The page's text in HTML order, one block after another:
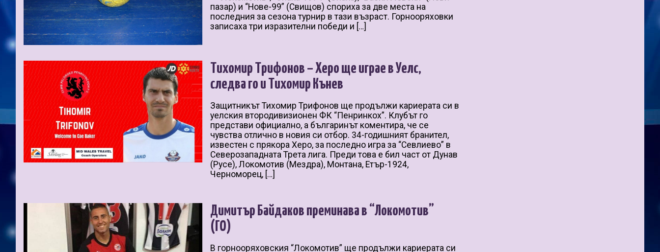
пазар) и “Нове-99” (Свищов) спориха за две места на
последния за сезона турнир в тази възраст. Горнооряховки
записаха три изразителни победи и […]
Тихомир Трифонов – Херо ще играе в Уелс,
следва го и Тихомир Кънев
Защитникът Тихомир Трифонов ще продължи кариерата си в
уелския втородивизионен ФК “Пенринкох”. Клубът го
представи официално, а българинът коментира, че се
чувства отлично в новия си отбор. 34-годишният бранител,
известен с прякора Херо, за последно игра за “Севлиево” в
Северозападната Трета лига. Преди това е бил част от Дунав
(Русе), Локомотив (Мездра), Монтана, Етър-1924,
Черноморец, […]
Димитър Байдаков преминава в “Локомотив”
(ГО)
В горнооряховския “Локомотив” ще продължи кариерата си